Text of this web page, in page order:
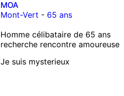
MOA
Mont-Vert - 65 ans
Homme célibataire de 65 ans
recherche rencontre amoureuse
Je suis mysterieux